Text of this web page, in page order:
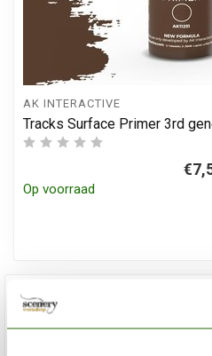
AK INTERACTIVE
Tracks Surface Primer 3rd
Op voorraad